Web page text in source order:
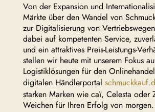
Von der Expansion und
Märkte über den Wandel von
zur Digitalisierung von
dabei auf kompetenten Service,
und ein attraktives Preis-Leistungs-
stellen wir heute mit unserem Fokus
Logistiklösungen für den
digitalen Händlerportal
starken Marken wie caï, Celesta oder
Weichen für Ihren Erfolg von morgen.